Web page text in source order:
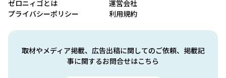
取材やメディア掲載、広告出稿に関してのご依頼、掲載記
事に関するお問合せはこちら
ゼロニィゴとは
運営会社
プライバシーポリシー
利用規約